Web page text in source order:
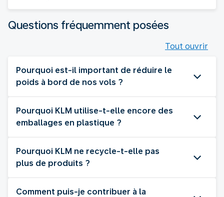
Questions fréquemment posées
Tout ouvrir
Pourquoi est-il important de réduire le
poids à bord de nos vols ?
Pourquoi KLM utilise-t-elle encore des
emballages en plastique ?
Pourquoi KLM ne recycle-t-elle pas
plus de produits ?
Comment puis-je contribuer à la